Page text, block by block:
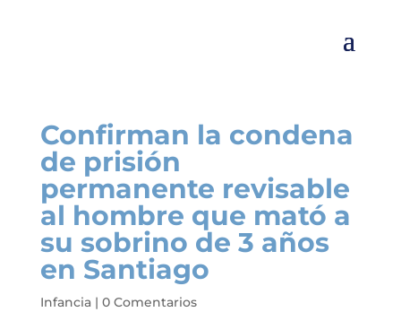
Confirman la condena
de prisión
permanente revisable
al hombre que mató a
su sobrino de 3 años
en Santiago
Infancia| 0 Comentarios